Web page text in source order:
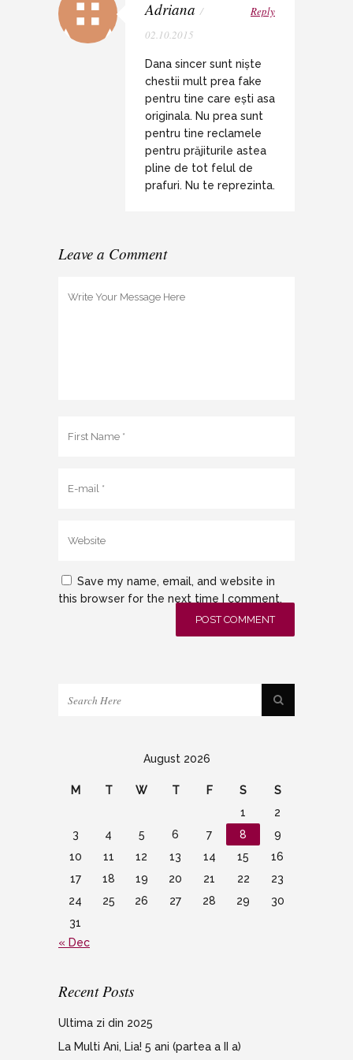
Adriana /
02.10.2015
Reply
Dana sincer sunt niște
chestii mult prea fake
pentru tine care ești asa
originala. Nu prea sunt
pentru tine reclamele
pentru prăjiturile astea
pline de tot felul de
prafuri. Nu te reprezinta.
Leave a Comment
Save my name, email, and website in
this browser for the next time I comment.
August 2026
M T W T F S
S
1
2
3
4 5 6 7 8
9
10
11 12 13 14 15
16
17
18 19 20 21 22
23
24
25 26 27 28 29
30
31
« Dec
Recent Posts
Ultima zi din 2025
La Multi Ani, Lia! 5 ani (partea a II a)